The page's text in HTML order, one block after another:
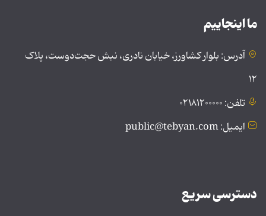
ما اینجاییم
آدرس: بلوار کشاورز، خیابان نادری، نبش حجت‌دوست، پلاک
۱۲
تلفن: ۰۲۱۸۱۲۰۰۰۰۰
ایمیل: public@tebyan.com
دسترسی سریع